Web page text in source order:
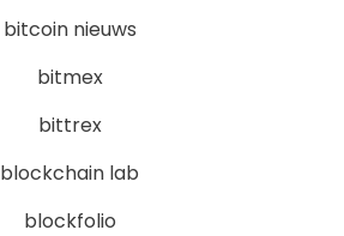
bitcoin nieuws
bitmex
bittrex
blockchain lab
blockfolio